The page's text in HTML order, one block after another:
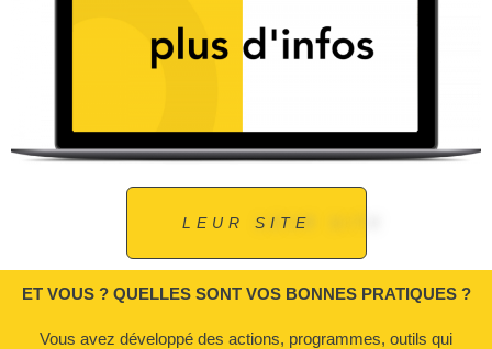
LEUR SITE
ET VOUS ? QUELLES SONT VOS BONNES PRATIQUES ?
Vous avez développé des actions, programmes, outils qui